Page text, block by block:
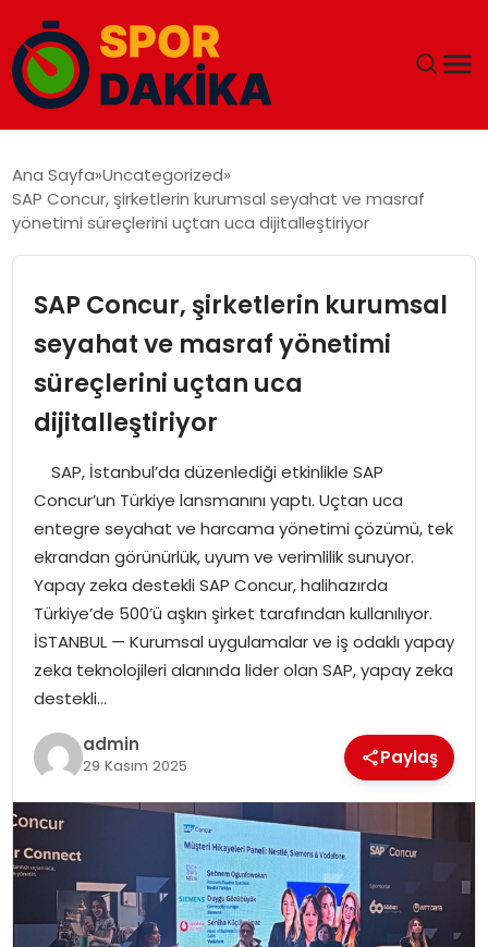
GÜNDEM
EKONOMI
MAGAZIN
SAĞLIK
SIYASET
SPOR
TEKNOLOJI
Ana Sayfa Uncategorized
SAP Concur, şirketlerin kurumsal seyahat ve masraf
yönetimi süreçlerini uçtan uca dijitalleştiriyor
SAP Concur, şirketlerin kurumsal
seyahat ve masraf yönetimi
süreçlerini uçtan uca
dijitalleştiriyor
SAP, İstanbul’da düzenlediği etkinlikle SAP
Concur’un Türkiye lansmanını yaptı. Uçtan uca
entegre seyahat ve harcama yönetimi çözümü, tek
ekrandan görünürlük, uyum ve verimlilik sunuyor.
Yapay zeka destekli SAP Concur, halihazırda
Türkiye’de 500’ü aşkın şirket tarafından kullanılıyor.
İSTANBUL — Kurumsal uygulamalar ve iş odaklı yapay
zeka teknolojileri alanında lider olan SAP, yapay zeka
destekli…
admin
29 Kasım 2025 Paylaş